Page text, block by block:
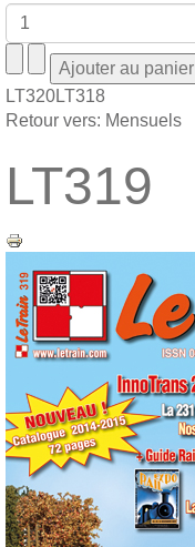
LT320LT318
Retour vers: Mensuels
LT319